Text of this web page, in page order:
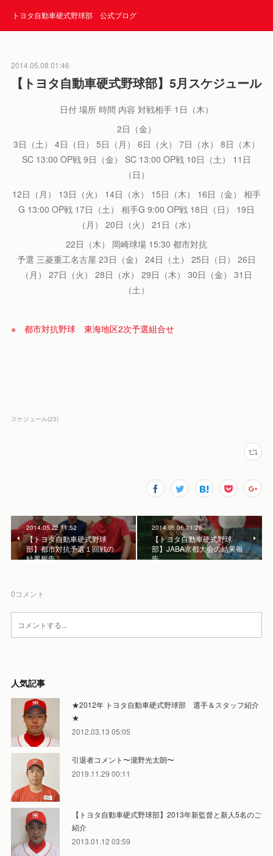
トヨタ自動車硬式野球部 公式ブログ
2014.05.08 01:46
【トヨタ自動車硬式野球部】5月スケジュール
日付 場所 時間 内容 対戦相手 1日（木）
2日（金）
3日（土） 4日（日） 5日（月） 6日（火） 7日（水） 8日（木）
SC 13:00 OP戦 9日（金） SC 13:00 OP戦 10日（土） 11日
（日）
12日（月） 13日（火） 14日（水） 15日（木） 16日（金） 相手
G 13:00 OP戦 17日（土） 相手G 9:00 OP戦 18日（日） 19日
（月） 20日（火） 21日（水）
22日（木） 岡崎球場 15:30 都市対抗
予選 三菱重工名古屋 23日（金） 24日（土） 25日（日） 26日
（月） 27日（火） 28日（水） 29日（木） 30日（金） 31日
（土）
※ 都市対抗野球 東海地区2次予選組合せ
スケジュール(23)
2014.05.22 11:52
【トヨタ自動車硬式野球
部】都市対抗予選１回戦の
結果報告
2014.05.06 11:28
【トヨタ自動車硬式野球
部】JABA京都大会の結果報
告
0コメント
人気記事
★2012年 トヨタ自動車硬式野球部 選手＆スタッフ紹介
★
2012.03.13 05:05
引退者コメント〜瀧野光太朗〜
2019.11.29 00:11
【トヨタ自動車硬式野球部】2013年新監督と新人5名のご
紹介
2013.01.12 03:59